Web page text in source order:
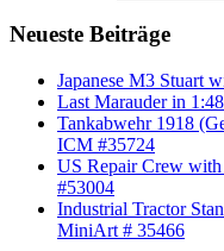
Neueste Beiträge
Japanese M3 Stuart
Last Marauder in
Tankabwehr 1918
ICM #35724
US Repair Crew
#53004
Industrial Tractor
MiniArt # 35466